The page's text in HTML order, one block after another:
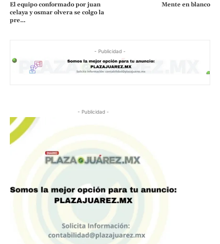
El equipo conformado por juan
celaya y osmar olvera se colgo la
pre…
Mente en blanco
- Publicidad -
- Publicidad -